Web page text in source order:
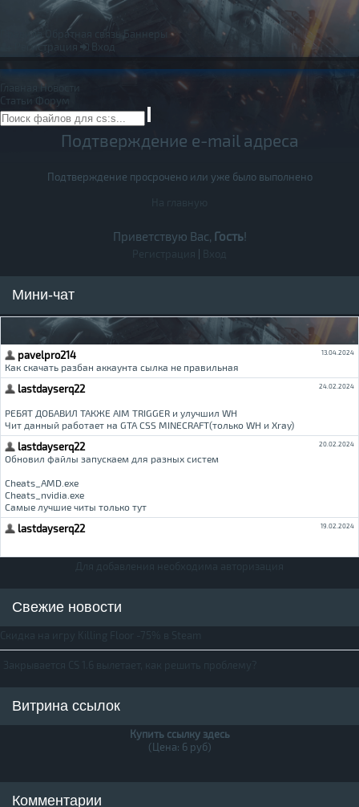
Обратная связь
Баннеры
Регистрация
Вход
Главная
Новости
Статьи Форум
Подтверждение e-mail адреса
Подтверждение просрочено или уже было выполнено
Приветствую Вас, Гость!
Мини-чат
Свежие новости
Витрина ссылок
Купить ссылку здесь
(Цена: 6 руб)
Комментарии